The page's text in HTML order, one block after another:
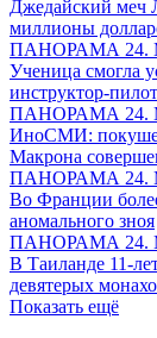
Джедайский меч
миллионы
ПАНОРАМА 24.
Ученица смогла
инструктор-
ПАНОРАМА 24.
ИноСМИ:
Макрона
ПАНОРАМА 24.
Во Франции
аномального зноя
ПАНОРАМА 24.
В Таиланде 11-
девятерых
Показать ещё